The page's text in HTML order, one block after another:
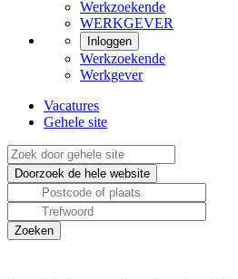
Werkzoekende
WERKGEVER
Inloggen
Werkzoekende
Werkgever
Vacatures
Gehele site